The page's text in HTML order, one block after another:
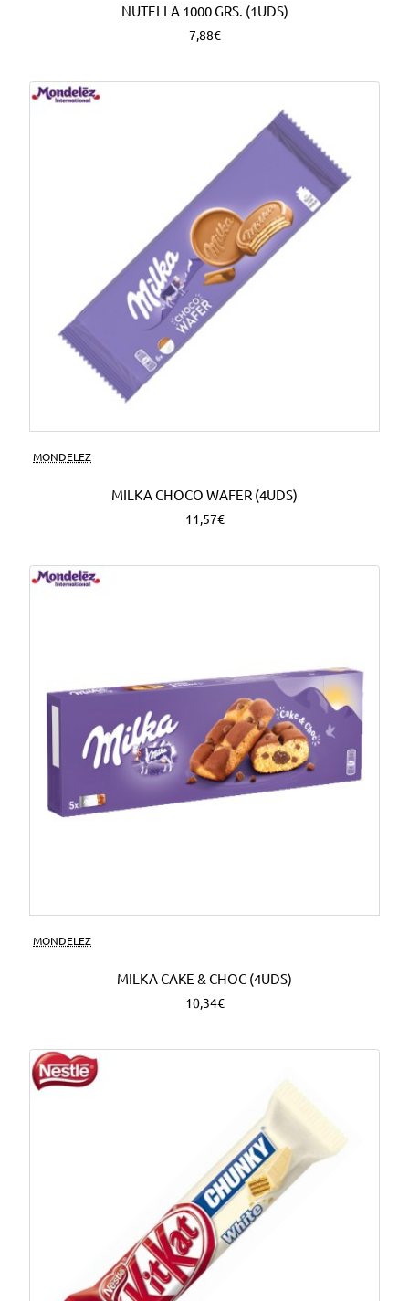
NUTELLA 1000 GRS. (1UDS)
7,88€
MONDELEZ
MILKA CHOCO WAFER (4UDS)
11,57€
MONDELEZ
MILKA CAKE & CHOC (4UDS)
10,34€